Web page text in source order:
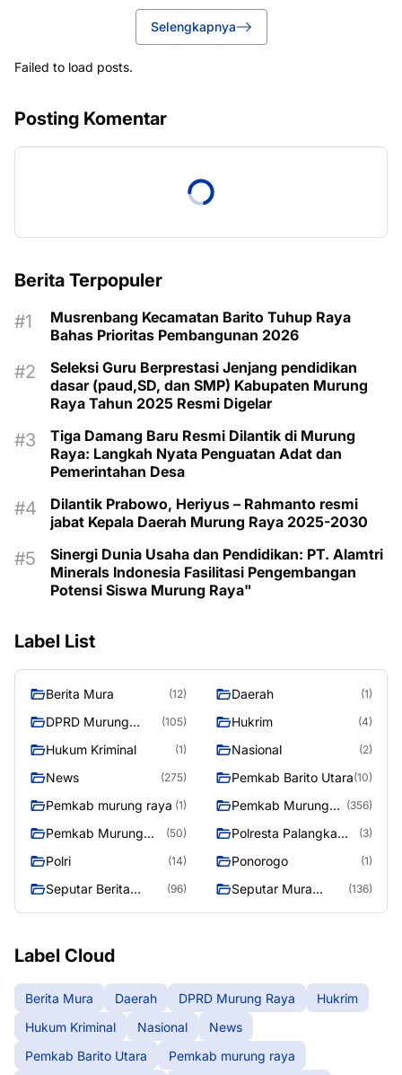
Selengkapnya
Failed to load posts.
Posting Komentar
Berita Terpopuler
Musrenbang Kecamatan Barito Tuhup Raya
Bahas Prioritas Pembangunan 2026
Seleksi Guru Berprestasi Jenjang pendidikan
dasar (paud,SD, dan SMP) Kabupaten Murung
Raya Tahun 2025 Resmi Digelar
Tiga Damang Baru Resmi Dilantik di Murung
Raya: Langkah Nyata Penguatan Adat dan
Pemerintahan Desa
Dilantik Prabowo, Heriyus – Rahmanto resmi
jabat Kepala Daerah Murung Raya 2025-2030
Sinergi Dunia Usaha dan Pendidikan: PT. Alamtri
Minerals Indonesia Fasilitasi Pengembangan
Potensi Siswa Murung Raya"
Label List
Berita Mura (12) Daerah (1)
DPRD Murung
Raya
(105) Hukrim (4)
Hukum Kriminal (1) Nasional (2)
News (275) Pemkab Barito Utara(10)
Pemkab murung raya (1)
Pemkab Murung
Raya
(356)
Pemkab Murung
Raya 4
(50)
Polresta Palangka
Raya
(3)
Polri (14) Ponorogo (1)
Seputar Berita
(96)
Seputar Mura
(136)
Label Cloud
Berita Mura Daerah DPRD Murung Raya
Hukrim
Hukum Kriminal
Nasional
News
Pemkab Barito Utara
Pemkab murung raya